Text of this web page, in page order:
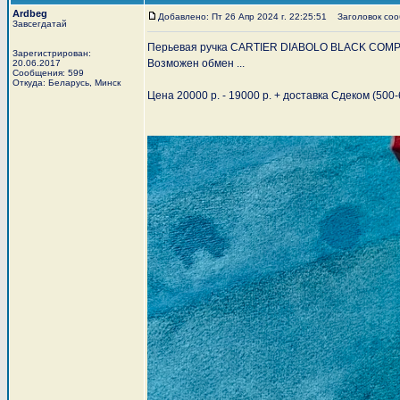
Ardbeg
Завсегдатай
Зарегистрирован:
20.06.2017
Сообщения: 599
Откуда: Беларусь, Минск
Добавлено: Пт 26 Апр 2024 г. 22:25:51 Заголовок
Перьевая ручка CARTIER DIABOLO BLACK
Возможен обмен ...
Цена 20000 р. - 19000 р. + доставка Сдеком